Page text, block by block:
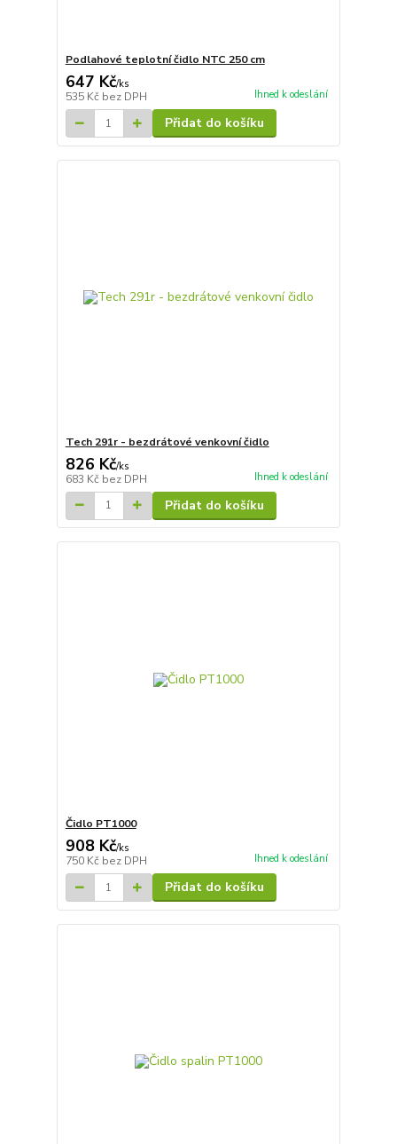
Podlahové teplotní čidlo NTC 250 cm
647 Kč/ks
535 Kč bez DPH Ihned k odeslání
Přidat do košíku
Tech 291r - bezdrátové venkovní čidlo
826 Kč/ks
683 Kč bez DPH Ihned k odeslání
Přidat do košíku
Čidlo PT1000
908 Kč/ks
750 Kč bez DPH Ihned k odeslání
Přidat do košíku